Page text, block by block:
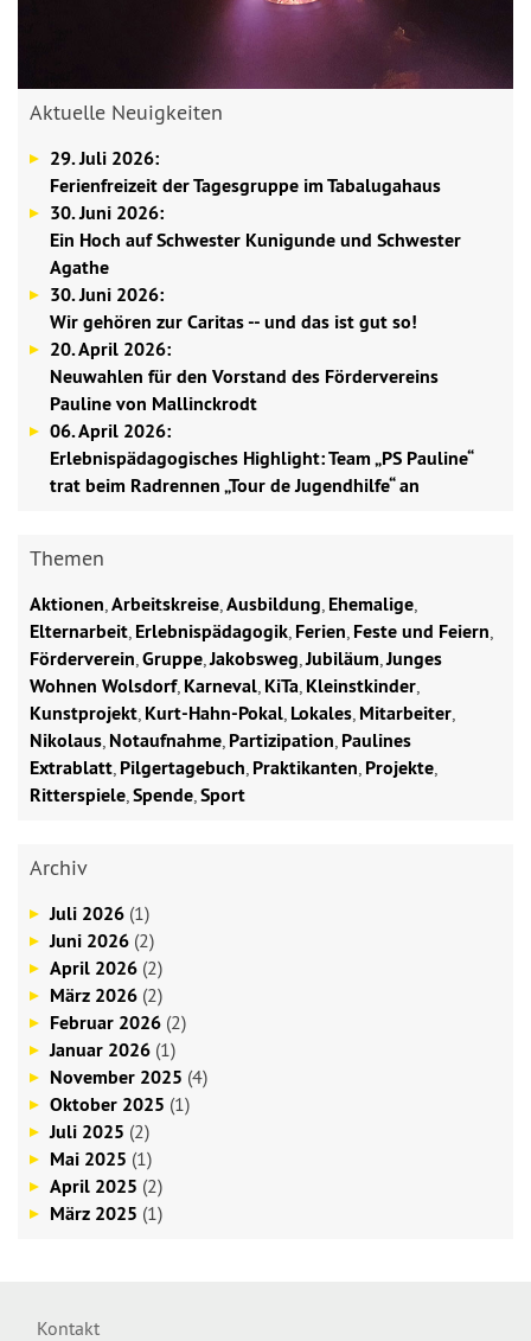
Aktuelle Neuigkeiten
29. Juli 2026:
Ferienfreizeit der Tagesgruppe im Tabalugahaus
30. Juni 2026:
Ein Hoch auf Schwester Kunigunde und Schwester
Agathe
30. Juni 2026:
Wir gehören zur Caritas -- und das ist gut so!
20. April 2026:
Neuwahlen für den Vorstand des Fördervereins
Pauline von Mallinckrodt
06. April 2026:
Erlebnispädagogisches Highlight: Team „PS Pauline“
trat beim Radrennen „Tour de Jugendhilfe“ an
Themen
Aktionen,Arbeitskreise,Ausbildung, Ehemalige,
Elternarbeit, Erlebnispädagogik, Ferien, Feste und Feiern,
Förderverein,Gruppe,Jakobsweg,Jubiläum,Junges
Wohnen Wolsdorf, Karneval, KiTa, Kleinstkinder,
Kunstprojekt, Kurt-Hahn-Pokal, Lokales, Mitarbeiter,
Nikolaus, Notaufnahme, Partizipation, Paulines
Extrablatt, Pilgertagebuch, Praktikanten, Projekte,
Ritterspiele,Spende,Sport
Archiv
Juli 2026 (1)
Juni 2026 (2)
April 2026 (2)
März 2026 (2)
Februar 2026 (2)
Januar 2026 (1)
November 2025 (4)
Oktober 2025 (1)
Juli 2025 (2)
Mai 2025 (1)
April 2025 (2)
März 2025 (1)
Kontakt